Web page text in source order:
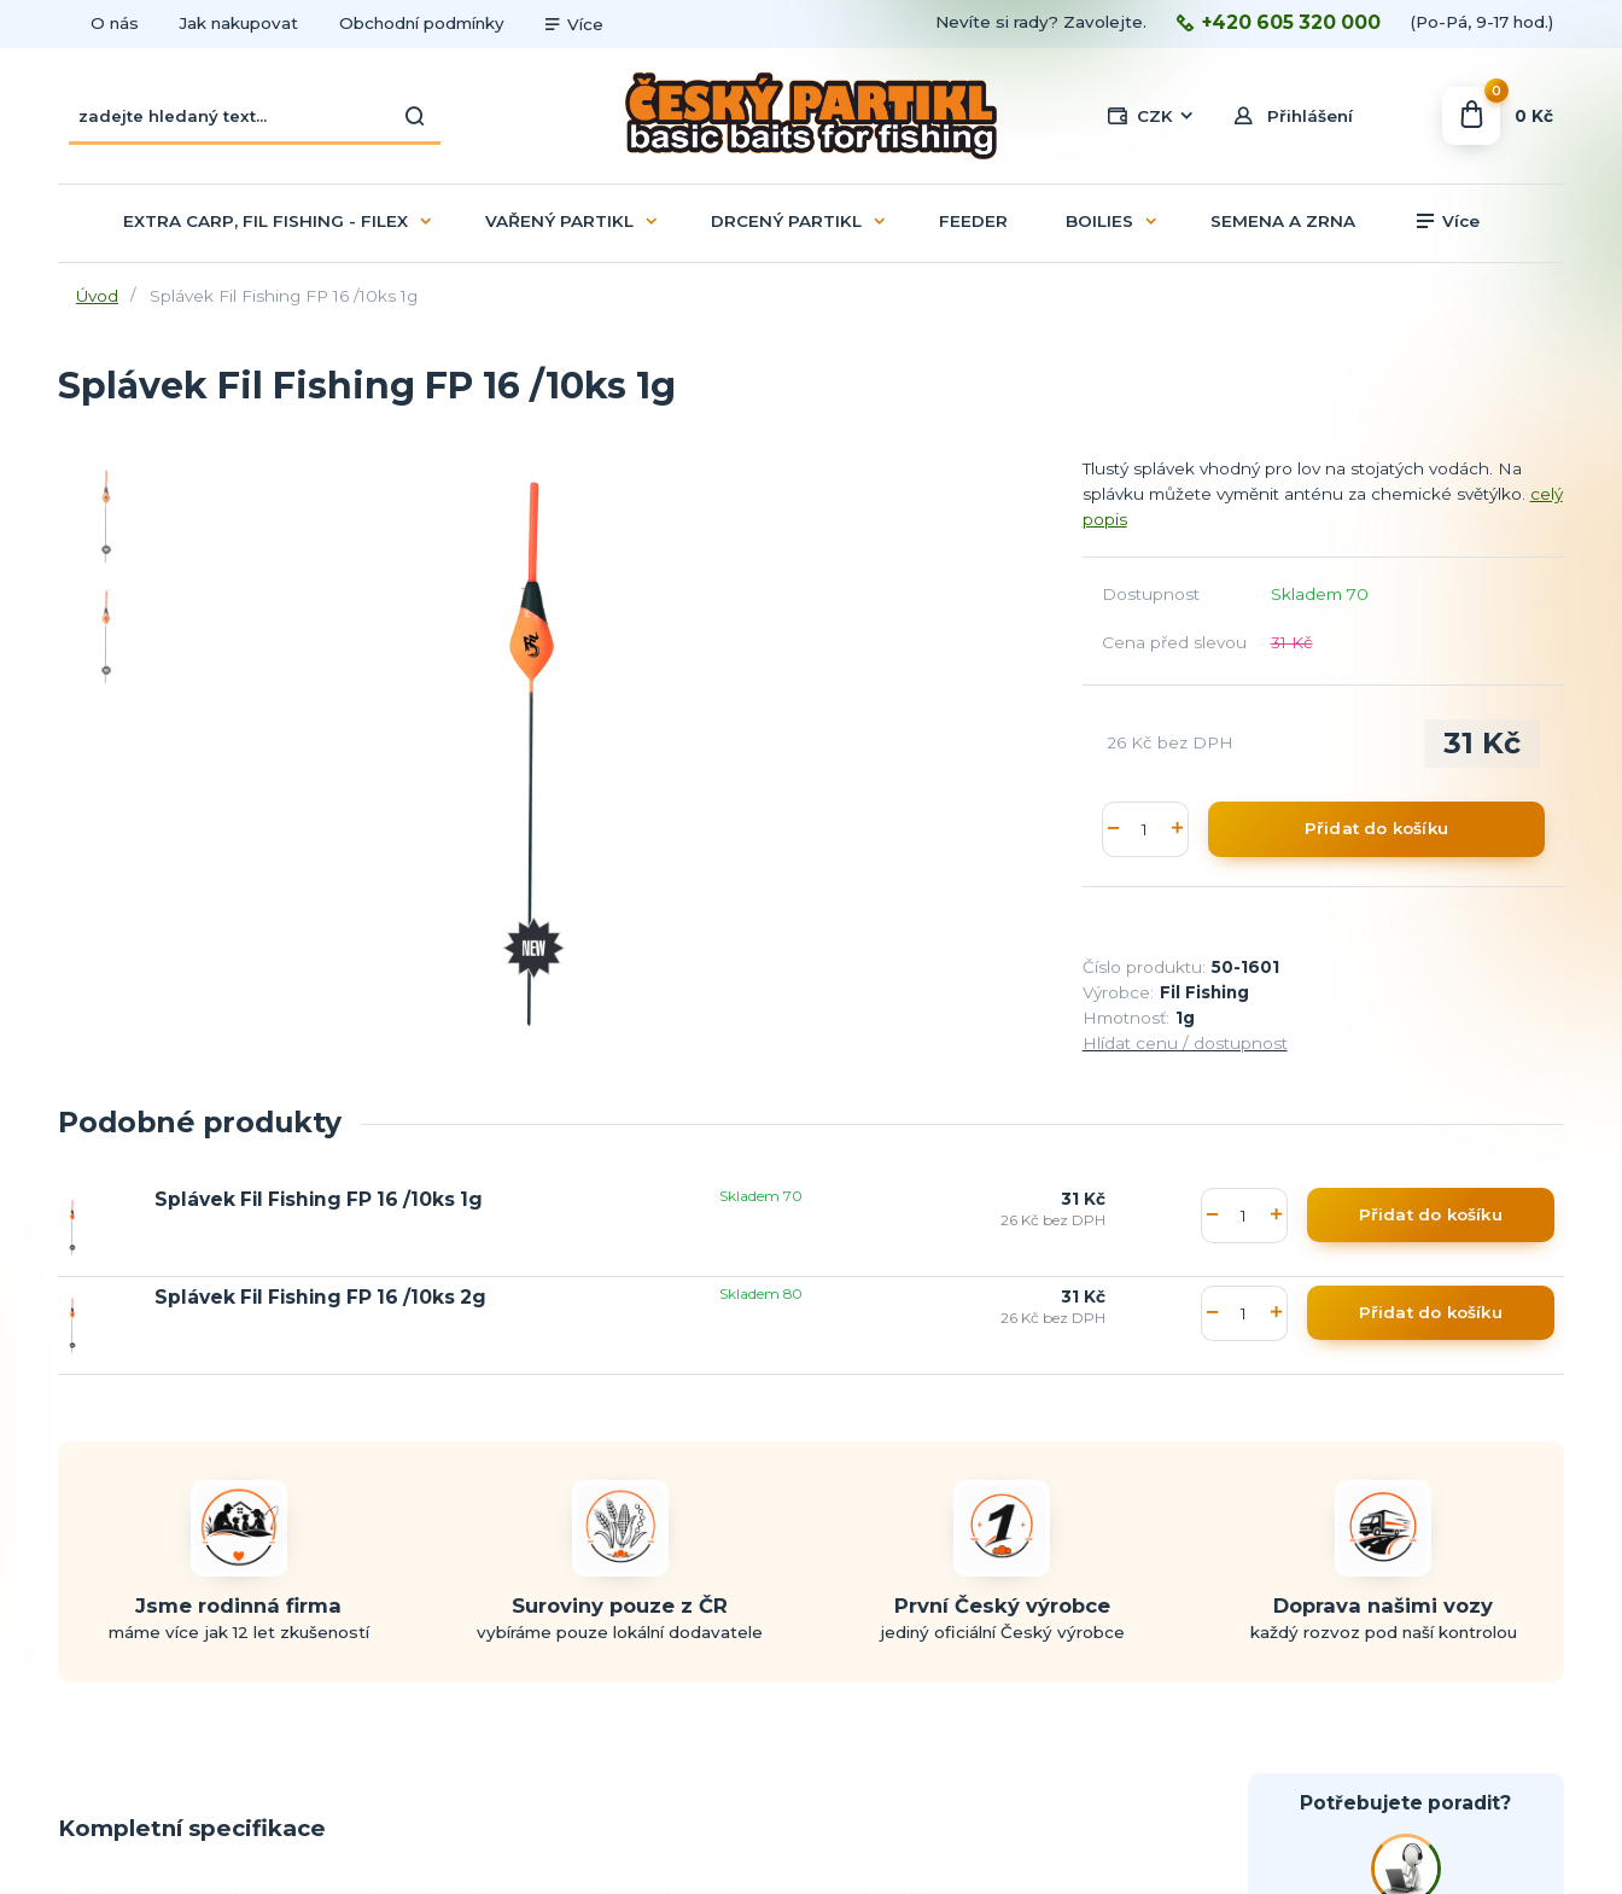
O nás Jak nakupovat Obchodní podmínky Více
CZK Přihlášení
Nevíte si rady? Zavolejte. +420 605 320 000 (Po-Pá, 9-17 hod.)
0
0 Kč
EXTRA CARP, FIL FISHING - FILEX VAŘENÝ PARTIKL DRCENÝ PARTIKL FEEDER BOILIES SEMENA A ZRNA Více
Úvod Splávek Fil Fishing FP 16 /10ks 1g
Splávek Fil Fishing FP 16 /10ks 1g
Tlustý splávek vhodný pro lov na stojatých vodách. Na
splávku můžete vyměnit anténu za chemické světýlko. celý
popis
Dostupnost Skladem 70
Cena před slevou 31 Kč
31 Kč
26 Kč bez DPH
Přidat do košíku
Číslo produktu: 50-1601
Výrobce: Fil Fishing
Hmotnosť: 1g
Hlídat cenu / dostupnost
Podobné produkty
Splávek Fil Fishing FP 16 /10ks 1g 31 Kč
26 Kč bez DPH
Skladem 70
Přidat do košíku
Splávek Fil Fishing FP 16 /10ks 2g 31 Kč
26 Kč bez DPH
Skladem 80
Přidat do košíku
Jsme rodinná firma
máme více jak 12 let zkušeností
Suroviny pouze z ČR
vybíráme pouze lokální dodavatele
První Český výrobce
jediný oficiální Český výrobce
Doprava našimi vozy
každý rozvoz pod naší kontrolou
Kompletní specifikace
Potřebujete poradit?